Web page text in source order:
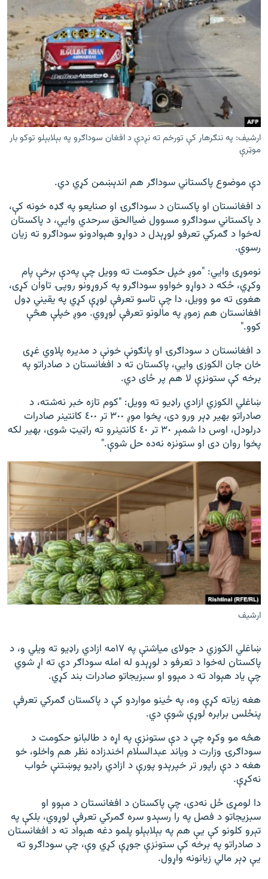
ارشیف: په ننګرهار کې تورخم ته نږدې د افغان سوداګرو په بېلابېلو توکو بار
موټرې
دې موضوع پاکستاني سوداګر هم اندېښمن کړي دي.
د افغانستان او پاکستان د سوداګرۍ او صنایعو په ګډه خونه کې،
د پاکستاني سوداګرو مسوول ضیاالحق سرحدي وايي، د پاکستان
له‌خوا د ګمرکي تعرفو لوړېدل د دواړو هېوادونو سوداګرو ته زیان
رسوي.
نوموړی وايي: "موږ خپل حکومت ته وویل چې په‌دې برخې پام
وکړي، ځکه د دواړو خواوو سوداګرو په کروړونو روپۍ تاوان کړی،
هغوی ته مو وویل، دا چې تاسو تعرفې لوړې کړي په يقيني ډول
افغانستان هم زموږ په مالونو تعرفې لوړوي. موږ خپلې هڅې
کوو."
د افغانستان د سوداګرۍ او پانګونې خونې د مدیره پلاوي غړی
خان جان الکوزی وايي، پاکستان ته د افغانستان د صادراتو په
برخه کې ستونزې لا هم پر ځای دي.
ښاغلي الکوزي ازادي راډيو ته وويل: "کوم تازه خبر نه‌شته، د
صادراتو بهیر ډېر ورو دی، پخوا موږ ٣٠٠ تر ٤٠٠ کانتینر صادرات
درلودل، اوس دا شمېر ٣٠ تر ٤٠ کانتینرو ته راټیټ شوی، بهیر لکه
پخوا روان دی او ستونزه نه‌ده حل شوې."
ارشيف
ښاغلي الکوزي د جولای میاشتې په ۱۷مه ازادي راډيو ته ویلي و، د
پاکستان له‌خوا د تعرفو د لوړېدو له امله سوداګر دې ته اړ شوي
چې یاد هېواد ته د مېوو او سبزیجاتو صادرات بند کړي.
هغه زیاته کړې وه، په ځینو مواردو کې د پاکستان ګمرکي تعرفې
پنځلس برابره لوړې شوې دي.
هڅه مو وکړه چې د دې ستونزې په اړه د طالبانو حکومت د
سوداګرۍ وزارت د ویاند عبدالسلام اخندزاده نظر هم واخلو، خو
هغه د دې راپور تر خپرېدو پورې د ازادي راډیو پوښتنې ځواب
نه‌کړې.
دا لومړی ځل نه‌دی، چې پاکستان د افغانستان د مېوو او
سبزیجاتو د فصل په را رسېدو سره ګمرکي تعرفې لوړوي، بلکې په
تېرو کلونو کې یې هم په بېلابېلو پلمو دغه هېواد ته د افغانستان
د صادراتو په برخه کې ستونزې جوړې کړي وې، چې سوداګرو ته
یې ډېر مالي زيانونه واړول.